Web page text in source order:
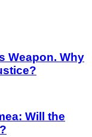
Weapon. Why
Will the